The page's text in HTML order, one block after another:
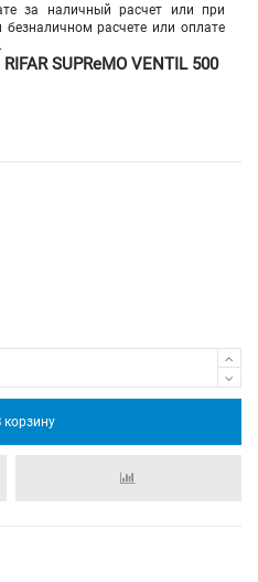
за наличный расчет или при
безналичном расчете или оплате
SUPReMO VENTIL 500
корзину